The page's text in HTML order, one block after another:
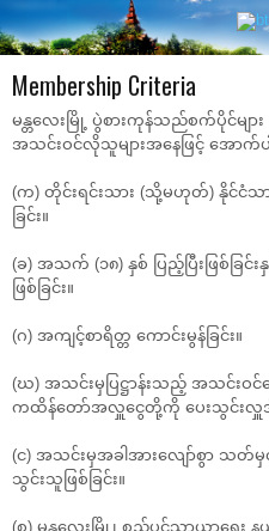
Membership Criteria
မန္တလေးမြို့ ပွဲစားကုန်သည်စက်ပိုင်မ
အသင်းဝင်လိုသူများအနေဖြင့် အော
(က) တိုင်းရင်းသား (သို့မဟုတ်) နိုင်ငံသ
ခြင်း။
(ခ) အသက် (၁၈) နှစ် ပြည့်ပြီးဖြစ်ခြ
ဖြစ်ခြင်း။
(ဂ) အကျင့်စာရိတ္တ ကောင်းမွန်ခြင်း။
(ဃ) အသင်းမှပြဋ္ဌာန်းသည့် အသင်းဝင်က
ကထိန်တော်အလှူငွေတို့ကို ပေးသွင်းလှူဒါန်
(င) အသင်းမှအခါအားလျော်စွာ သတ်
သွင်းသူဖြစ်ခြင်း။
(စ) မန္တ္တလေးမြို့၊ စည်ပင်သာယာရေး